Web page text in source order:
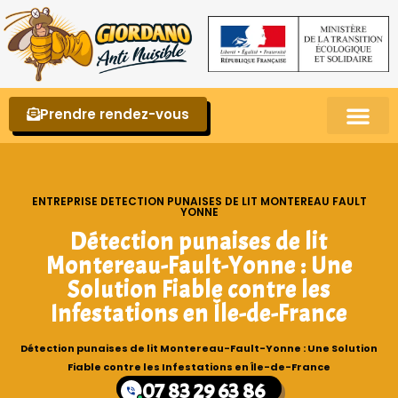
Prendre rendez-vous
ENTREPRISE DETECTION PUNAISES DE LIT MONTEREAU FAULT
YONNE
Détection punaises de lit
Montereau-Fault-Yonne : Une
Solution Fiable contre les
Infestations en Île-de-France
Détection punaises de lit Montereau-Fault-Yonne : Une Solution
Fiable contre les Infestations en Île-de-France
07 83 29 63 86